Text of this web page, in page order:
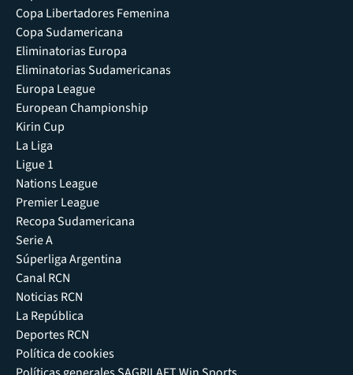
Copa Libertadores Femenina
Copa Sudamericana
Eliminatorias Europa
Eliminatorias Sudamericanas
Europa League
European Championship
Kirin Cup
La Liga
Ligue 1
Nations League
Premier League
Recopa Sudamericana
Serie A
Súperliga Argentina
Canal RCN
Noticias RCN
La República
Deportes RCN
Política de cookies